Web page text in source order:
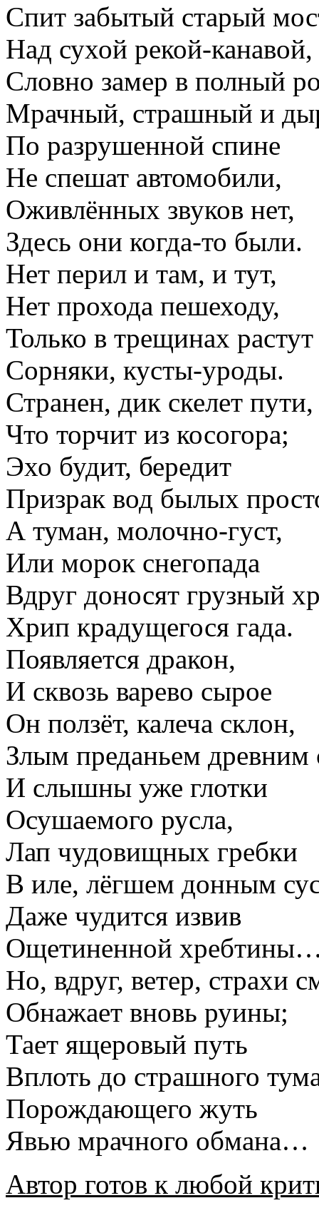
Спит забытый старый
Над сухой рекой-канавой,
Словно замер в полный
Мрачный, страшный и
По разрушенной спине
Не спешат автомобили,
Оживлённых звуков нет,
Здесь они когда-то были.
Нет перил и там, и тут,
Нет прохода пешеходу,
Только в трещинах растут
Сорняки, кусты-уроды.
Странен, дик скелет пути,
Что торчит из косогора;
Эхо будит, бередит
Призрак вод былых
А туман, молочно-густ,
Или морок снегопада
Вдруг доносят грузный
Хрип крадущегося гада.
Появляется дракон,
И сквозь варево сырое
Он ползёт, калеча склон,
Злым преданьем древним
И слышны уже глотки
Осушаемого русла,
Лап чудовищных гребки
В иле, лёгшем донным
Даже чудится извив
Ощетиненной
Но, вдруг, ветер, страхи
Обнажает вновь руины;
Тает ящеровый путь
Вплоть до страшного
Порождающего жуть
Явью мрачного обмана…
Автор готов к любой